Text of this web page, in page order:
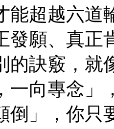
能超越六
發願、真正
的訣竅，就
一向專念
倒」，你只